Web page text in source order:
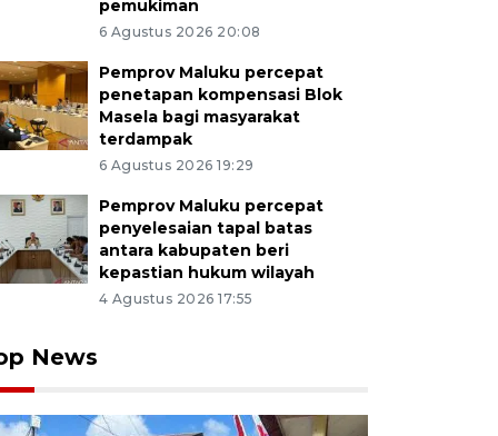
pemukiman
6 Agustus 2026 20:08
Pemprov Maluku percepat
penetapan kompensasi Blok
Masela bagi masyarakat
terdampak
6 Agustus 2026 19:29
Pemprov Maluku percepat
penyelesaian tapal batas
antara kabupaten beri
kepastian hukum wilayah
4 Agustus 2026 17:55
News